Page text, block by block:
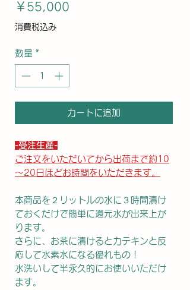
￥55,000
消費税込み
数量 *
カートに追加
-受注生産-
ご注文をいただいてから出荷まで約10
～20日ほどお時間をいただきます。
本商品を２リットルの水に３時間漬け
ておくだけで簡単に還元水が出来上が
ります。
さらに、お茶に漬けるとカテキンと反
応して水素水になる優れもの！
水洗いして半永久的にお使いいただけ
ます。